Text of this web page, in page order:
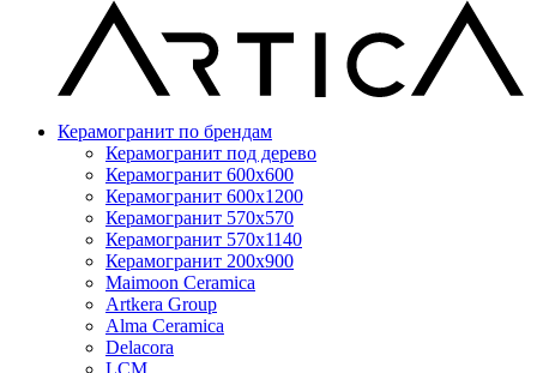
Керамогранит по брендам
Керамогранит под дерево
Керамогранит 600x600
Керамогранит 600x1200
Керамогранит 570x570
Керамогранит 570x1140
Керамогранит 200x900
Maimoon Ceramica
Artkera Group
Alma Ceramica
Delacora
LCM